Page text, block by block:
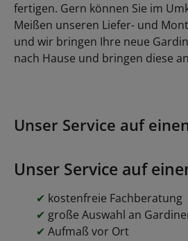
fertigen. Gern können Sie im
Meißen unseren Liefer- und
und wir bringen Ihre neue
nach Hause und bringen diese
Unser Service auf
Unser Service auf
✔ kostenfreie Fachberatung
✔ große Auswahl an
✔ Aufmaß vor Ort